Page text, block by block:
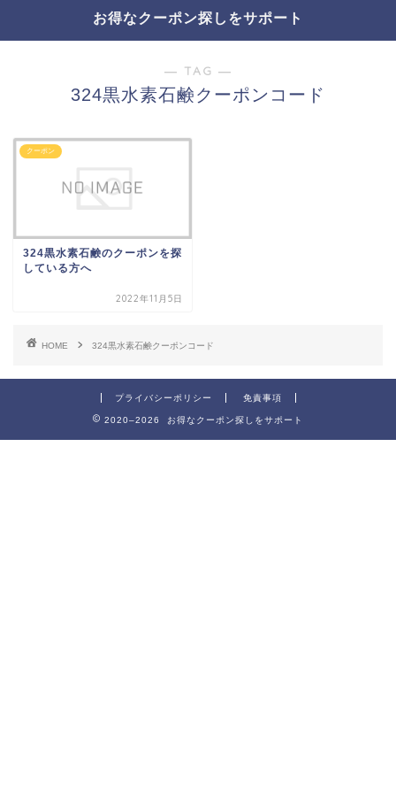
お得なクーポン探しをサポート
― TAG ―
324黒水素石鹸クーポンコード
クーポン
324黒水素石鹸のクーポンを探
している方へ
2022年11月5日
HOME 324黒水素石鹸クーポンコード
プライバシーポリシー 免責事項
2020–2026 お得なクーポン探しをサポート